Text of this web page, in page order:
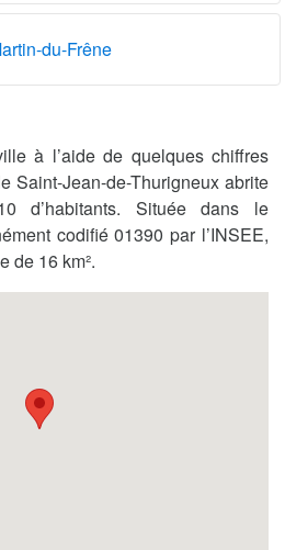
du-Frêne
à l’aide de quelques chiffres
Saint-Jean-de-Thurigneux abrite
d’habitants. Située dans le
codifié 01390 par l’INSEE,
de 16 km².